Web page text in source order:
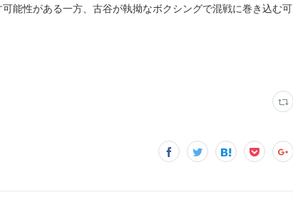
能性がある一方、古谷が執拗なボクシングで混戦に巻き込む可